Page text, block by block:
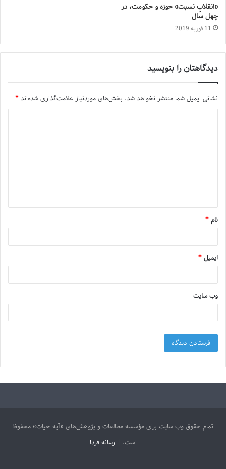
«انقلابِ نسبت» حوزه و حکومت، در
چهل سال
11 فوریه 2019
دیدگاهتان را بنویسید
نشانی ایمیل شما منتشر نخواهد شد. بخش‌های موردنیاز علامت‌گذاری شده‌اند*
نام*
ایمیل*
وب‌ سایت
تمام حقوق وب سایت برای مؤسسه مطالعات و پژوهش‌های «آیه حیات» محفوظ
است. | رسانه فردا